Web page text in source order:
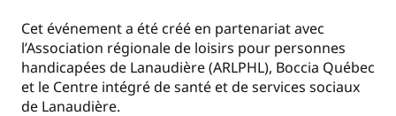
Cet événement a été créé en partenariat avec
l’Association régionale de loisirs pour personnes
handicapées de Lanaudière (ARLPHL), Boccia Québec
et le Centre intégré de santé et de services sociaux
de Lanaudière.